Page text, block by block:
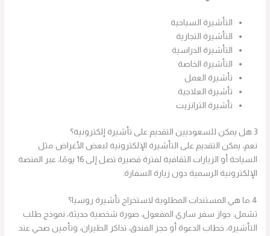
التأشيرة السياحية
التأشيرة التجارية
التأشيرة الدراسية
التأشيرة الخاصة
تأشيرة العمل
تأشيرة العلاجية
تأشيرة الترانزيت
3.هل يمكن للسعوديين التقديم على تأشيرة إلكترونية؟
نعم، يمكن التقديم على التأشيرة الإلكترونية لبعض الأغراض مثل
السياحة أو الزيارات الثقافية لفترة قصيرة تصل إلى 16 يومًا، عبر المنصة
الإلكترونية الرسمية دون زيارة السفارة.
4.ما هي المستندات المطلوبة لاستخراج تأشيرة روسيا؟
تشمل: جواز سفر ساري المفعول، صورة شخصية حديثة، نموذج طلب
التأشيرة، خطاب الدعوة أو حجز الفندق، تذاكر الطيران، وتأمين صحي عند